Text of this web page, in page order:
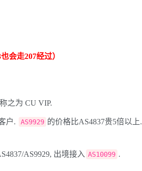
会走207经过）
称之为 CU VIP.
户. AS9929 的价格比AS4837贵5倍以上.
AS9929, 出境接入 AS10099 .